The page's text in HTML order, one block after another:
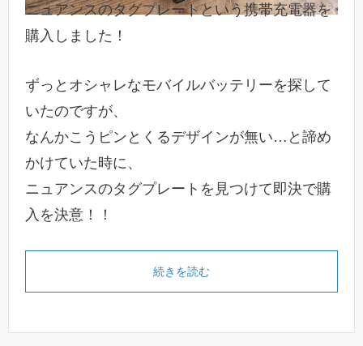
ニュアンスのタグプレートという携帯充電器を
購入しました！
ずっとオシャレなモバイルバッテリーを探して
いたのですが、
なんかこうピンとくるデザインが無い…と諦め
かけていた時に、
ニュアンスのタグプレートを見つけて即決で購
入を決意！！
続きを読む